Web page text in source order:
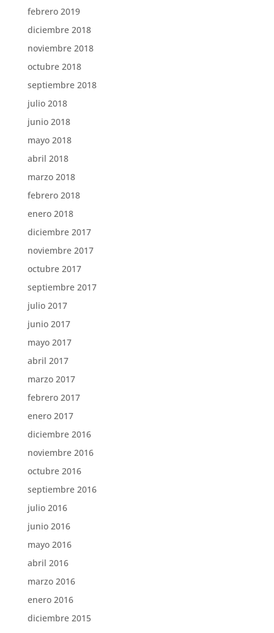
febrero 2019
diciembre 2018
noviembre 2018
octubre 2018
septiembre 2018
julio 2018
junio 2018
mayo 2018
abril 2018
marzo 2018
febrero 2018
enero 2018
diciembre 2017
noviembre 2017
octubre 2017
septiembre 2017
julio 2017
junio 2017
mayo 2017
abril 2017
marzo 2017
febrero 2017
enero 2017
diciembre 2016
noviembre 2016
octubre 2016
septiembre 2016
julio 2016
junio 2016
mayo 2016
abril 2016
marzo 2016
enero 2016
diciembre 2015